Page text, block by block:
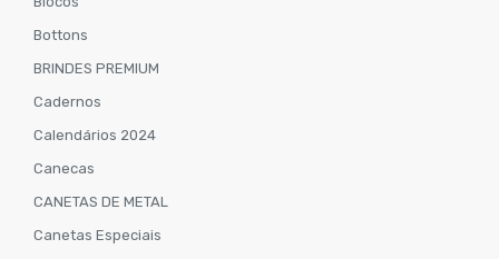
Bottons
BRINDES PREMIUM
Cadernos
Calendários 2024
Canecas
CANETAS DE METAL
Canetas Especiais